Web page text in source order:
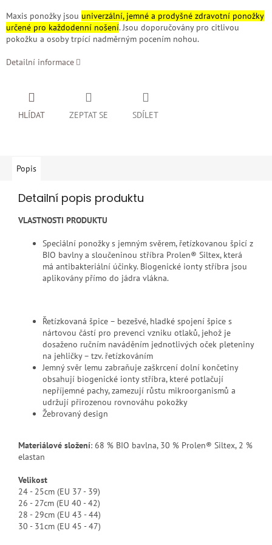
Maxis ponožky jsou univerzální, jemné a prodyšné zdravotní ponožky
určené pro každodenní nošení. Jsou doporučovány pro citlivou
pokožku a osoby trpící nadměrným pocením nohou.
Detailní informace
ZEPTAT SE
HLÍDAT SDÍLET
Popis
Detailní popis produktu
VLASTNOSTI PRODUKTU
Speciální ponožky s jemným svěrem, řetízkovanou špicí z
BIO bavlny a sloučeninou stříbra Prolen® Siltex, která
má antibakteriální účinky. Biogenické ionty stříbra jsou
aplikovány přímo do jádra vlákna.
Řetízkovaná špice – bezešvé, hladké spojení špice s
nártovou částí pro prevenci vzniku otlaků, jehož je
dosaženo ručním naváděním jednotlivých oček pleteniny
na jehličky – tzv. řetízkováním
Jemný svěr lemu zabraňuje zaškrcení dolní končetiny
obsahují biogenické ionty stříbra, které potlačují
nepříjemné pachy, zamezují růstu mikroorganismů a
udržují přirozenou rovnováhu pokožky
Žebrovaný design
Materiálové složení: 68 % BIO bavlna, 30 % Prolen® Siltex, 2 %
elastan
Velikost
24 - 25cm (EU 37 - 39)
26 - 27cm (EU 40 - 42)
28 - 29cm (EU 43 - 44)
30 - 31cm (EU 45 - 47)